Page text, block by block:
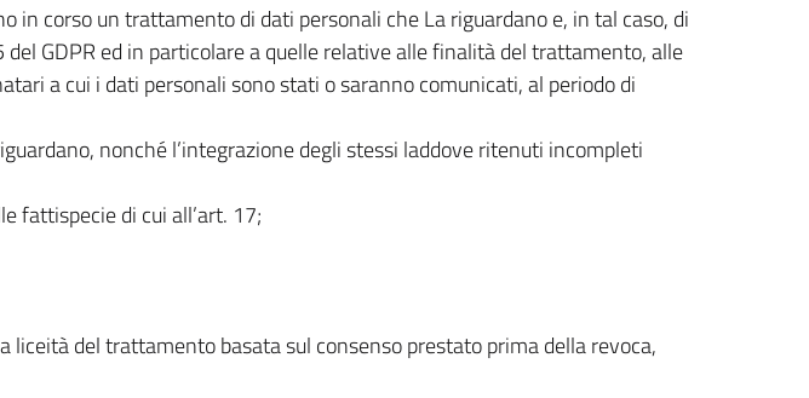
corso un trattamento di dati personali che La riguardano e, in tal caso, di
GDPR ed in particolare a quelle relative alle finalità del trattamento, alle
a cui i dati personali sono stati o saranno comunicati, al periodo di
nonché l’integrazione degli stessi laddove ritenuti incompleti
fattispecie di cui all’art. 17;
del trattamento basata sul consenso prestato prima della revoca,